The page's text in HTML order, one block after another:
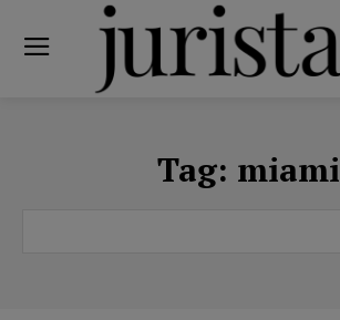
Tag: miami